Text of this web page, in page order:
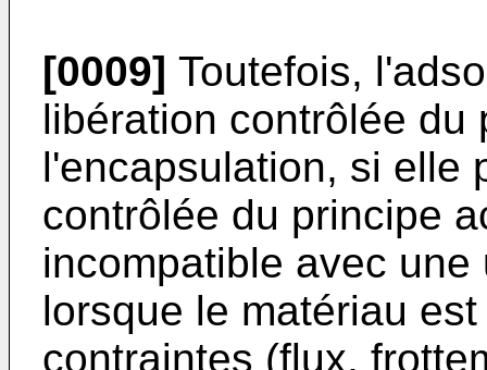
[0009] Toutefois,
libération contrôlée du
l'encapsulation, si elle
contrôlée du principe
incompatible avec
lorsque le matériau
contraintes (flux,